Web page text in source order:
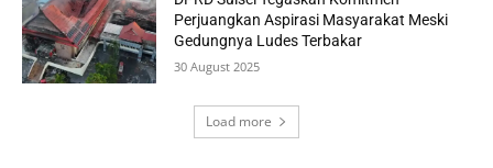
Perjuangkan Aspirasi Masyarakat Meski
Gedungnya Ludes Terbakar
30 August 2025
Load more